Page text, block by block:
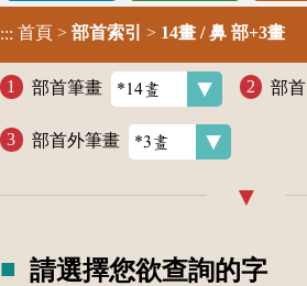
::: 首頁 > 部首索引 > 14畫 / 鼻 部+3畫
部首筆畫 部首
部首外筆畫
請選擇您欲查詢的字